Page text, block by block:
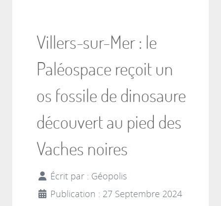
Villers-sur-Mer : le
Paléospace reçoit un
os fossile de dinosaure
découvert au pied des
Vaches noires
Écrit par : Géopolis
Publication : 27 Septembre 2024